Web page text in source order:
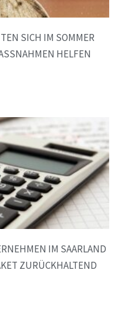
SICH IM SOMMER
HELFEN
IM SAARLAND
ZURÜCKHALTEND